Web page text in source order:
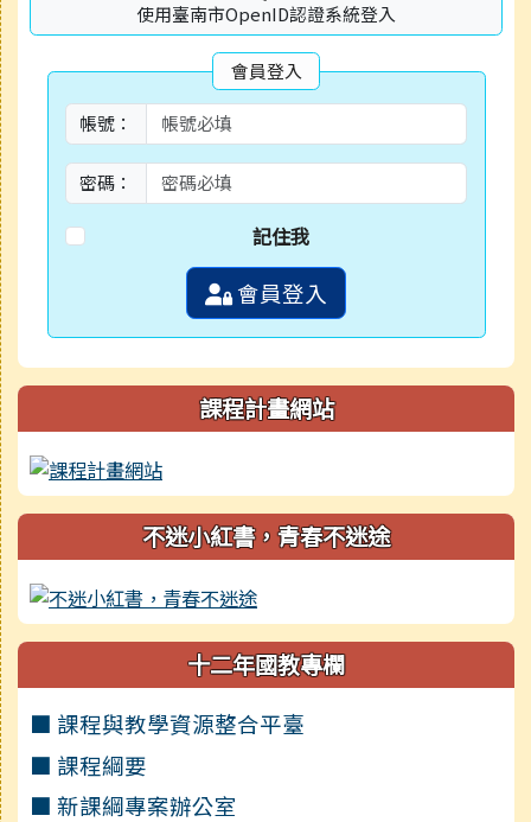
使用臺南市OpenID認證系統登入
會員登入
帳號：
密碼：
記住我
會員登入
課程計畫網站
不迷小紅書，青春不迷途
十二年國教專欄
■ 課程與教學資源整合平臺
■ 課程綱要
■ 新課綱專案辦公室